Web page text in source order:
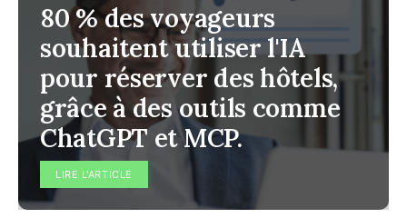
80 % des voyageurs
souhaitent utiliser l'IA
pour réserver des hôtels,
grâce à des outils comme
ChatGPT et MCP.
LIRE L'ARTICLE